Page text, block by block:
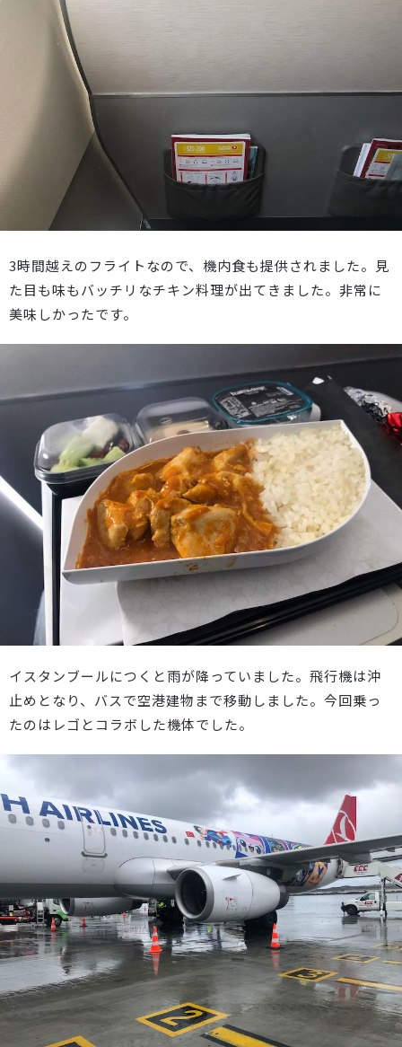
3時間越えのフライトなので、機内食も提供されました。見
た目も味もバッチリなチキン料理が出てきました。非常に
美味しかったです。
イスタンブールにつくと雨が降っていました。飛行機は沖
止めとなり、バスで空港建物まで移動しました。今回乗っ
たのはレゴとコラボした機体でした。